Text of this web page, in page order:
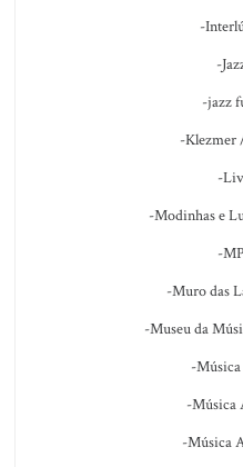
-
-
-jazz
-Klezmer
-
-Modinhas e
-
-Muro das
-Museu da
-
-Música
-Música